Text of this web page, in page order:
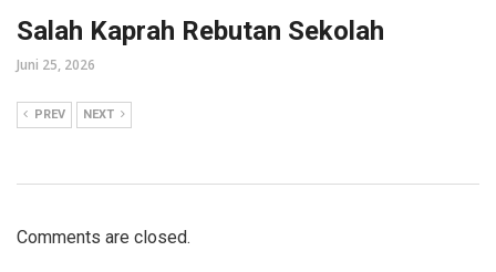
Salah Kaprah Rebutan Sekolah
Juni 25, 2026
PREV NEXT
Comments are closed.